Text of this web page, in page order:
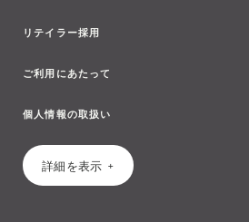
リテイラー採用
ご利用にあたって
個人情報の取扱い
詳細を表示